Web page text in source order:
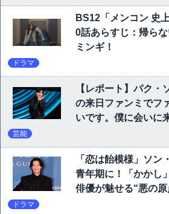
BS12「メンコン 史
0話あらすじ：帰ら
ミンギ！
ドラマ
【レポート】パク・
の来日ファンミでフ
いです。僕に会いに
芸能
「恋は飴模様」ソン
青年期に！「かかし
俳優が魅せる“悪の原
ドラマ